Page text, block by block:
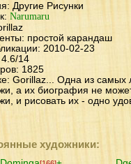
Другие Рисунки
Narumaru
простой карандаш
2010-02-23
4.6/14
1825
Gorillaz... Одна из самых
а их биография не
и рисовать их - одно
художники: